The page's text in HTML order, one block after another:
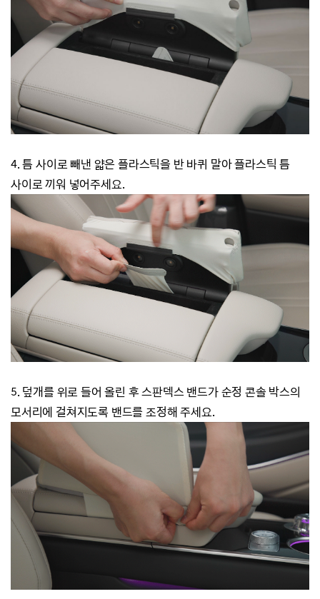
4. 틈 사이로 빼낸 얇은 플라스틱을 반 바퀴 말아 플라스틱 틈
사이로 끼워 넣어주세요.
5. 덮개를 위로 들어 올린 후 스판덱스 밴드가 순정 콘솔 박스의
모서리에 걸쳐지도록 밴드를 조정해 주세요.